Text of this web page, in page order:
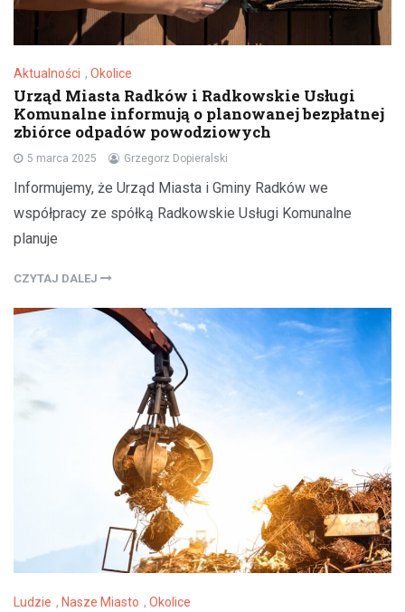
Aktualności , Okolice
Urząd Miasta Radków i Radkowskie Usługi
Komunalne informują o planowanej bezpłatnej
zbiórce odpadów powodziowych
5 marca 2025 Grzegorz Dopieralski
Informujemy, że Urząd Miasta i Gminy Radków we
współpracy ze spółką Radkowskie Usługi Komunalne
planuje
CZYTAJ DALEJ
Ludzie , Nasze Miasto , Okolice